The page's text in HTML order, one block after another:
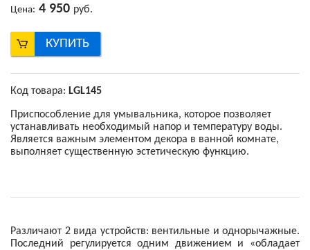
Цена: 4 950 руб.
КУПИТЬ
Код товара: LGL145
Приспособление для умывальника, которое позволяет
устанавливать необходимый напор и температуру воды.
Является важным элементом декора в ванной комнате,
выполняет существенную эстетическую функцию.
Различают 2 вида устройств: вентильные и однорычажные.
Последний регулируется одним движением и «обладает